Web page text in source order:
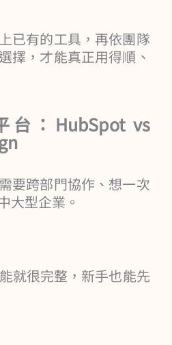
已有的工具，再依團隊
擇，才能真正用得順、
台：HubSpot vs
要跨部門協作、想一次
大型企業。
就很完整，新手也能先